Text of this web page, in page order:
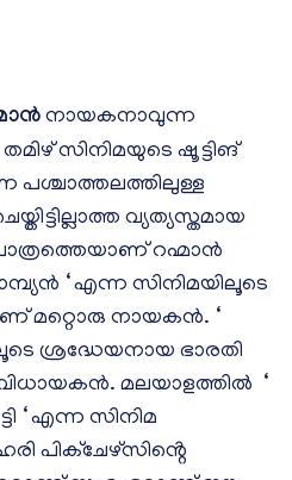
നായകനാവുന്ന
തമിഴ് സിനിമയുടെ ഷൂട്ടിങ്
പശ്ചാത്തലത്തിലുള്ള
വ്യത്യസ്തമായ
റഹ്മാൻ
‘ എന്ന സിനിമയിലൂടെ
മറ്റൊരു നായകൻ. ‘
ശ്രദ്ധേയനായ ഭാരതി
മലയാളത്തിൽ ‘
‘ എന്ന സിനിമ
പിക്ചേഴ്സിൻ്റെ